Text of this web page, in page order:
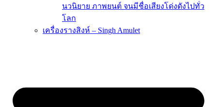
นวนิยาย ภาพยนต์ จนมีชื่อเสียงโด่งดังไปทั่ว
โลก
เครื่องรางสิงห์ – Singh Amulet